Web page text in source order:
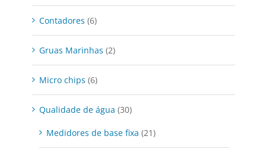
Contadores (6)
Gruas Marinhas (2)
Micro chips (6)
Qualidade de água (30)
Medidores de base fixa (21)